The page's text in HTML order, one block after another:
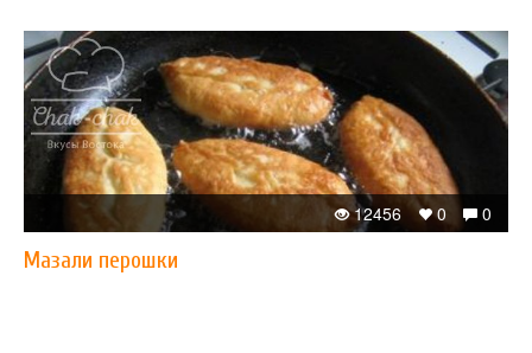
0
0
12456
Мазали перошки